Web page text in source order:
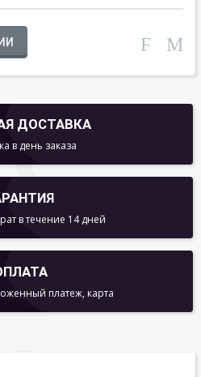
ДОСТАВКА
в день заказа
в течение 14 дней
платеж, карта